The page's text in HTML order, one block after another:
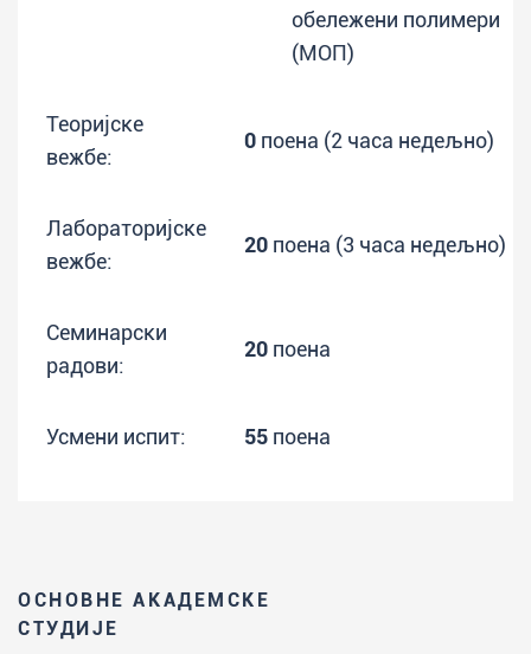
ОСНОВНЕ АКАДЕМСКЕ
СТУДИЈЕ
обележени полимери
(МОП)
Теоријске
вежбе:
0 поена (2 часа недељно)
Лабораторијске
вежбе:
20 поена (3 часа недељно)
Семинарски
радови:
20 поена
Усмени испит: 55 поена